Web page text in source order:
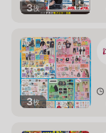
3枚
3枚